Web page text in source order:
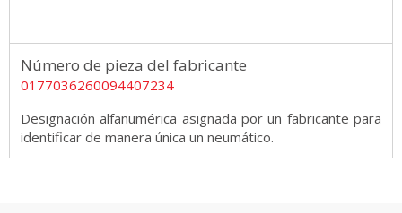
Número de pieza del fabricante
0177036260094407234
Designación alfanumérica asignada por un fabricante para
identificar de manera única un neumático.